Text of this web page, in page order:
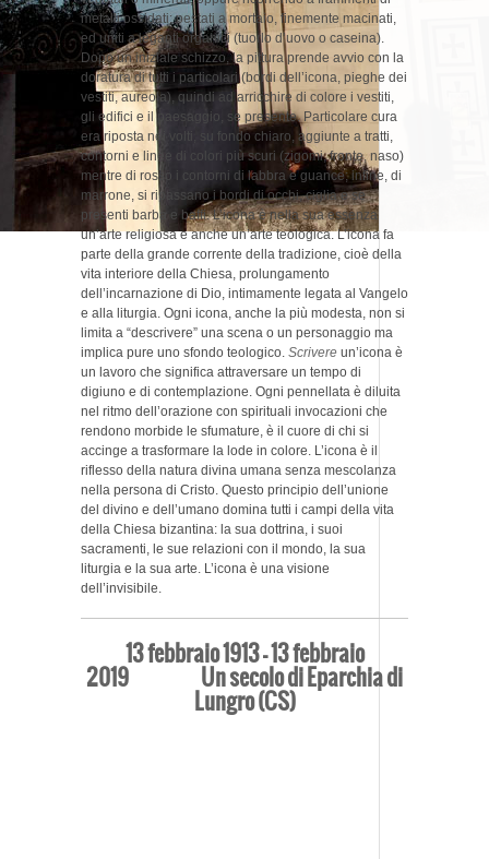
metalli ossidati; pestati a mortaio, finemente macinati,
ed uniti a leganti organici (tuorlo d’uovo o caseina).
Dopo un iniziale schizzo, la pittura prende avvio con la
doratura di tutti i particolari (bordi dell’icona, pieghe dei
vestiti, aureola), quindi ad arricchire di colore i vestiti,
gli edifici e il paesaggio, se presente. Particolare cura
era riposta nei volti, su fondo chiaro, aggiunte a tratti,
contorni e linee di colori più scuri (zigomi, fronte, naso)
mentre di rosso i contorni di labbra e guance; infine, di
marrone, si ripassano i bordi di occhi, ciglia e se
presenti barba e baffi. L’icona è nella sua essenza
un’arte religiosa e anche un’arte teologica. L’icona fa
parte della grande corrente della tradizione, cioè della
vita interiore della Chiesa, prolungamento
dell’incarnazione di Dio, intimamente legata al Vangelo
e alla liturgia. Ogni icona, anche la più modesta, non si
limita a “descrivere” una scena o un personaggio ma
implica pure uno sfondo teologico. Scrivere un’icona è
un lavoro che significa attraversare un tempo di
digiuno e di contemplazione. Ogni pennellata è diluita
nel ritmo dell’orazione con spirituali invocazioni che
rendono morbide le sfumature, è il cuore di chi si
accinge a trasformare la lode in colore. L’icona è il
riflesso della natura divina umana senza mescolanza
nella persona di Cristo. Questo principio dell’unione
del divino e dell’umano domina tutti i campi della vita
della Chiesa bizantina: la sua dottrina, i suoi
sacramenti, le sue relazioni con il mondo, la sua
liturgia e la sua arte. L’icona è una visione
dell’invisibile.
13 febbraio 1913 – 13 febbraio
2019 Un secolo di Eparchia di
Lungro (CS)